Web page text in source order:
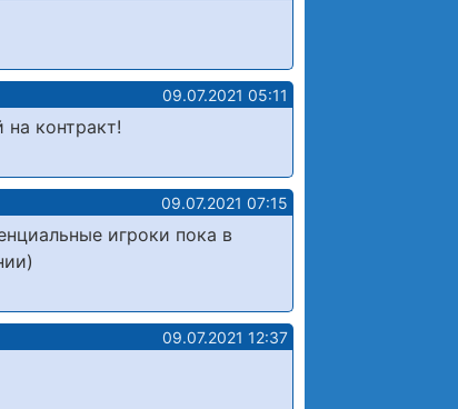
09.07.2021 05:11
контракт!
09.07.2021 07:15
игроки пока в
09.07.2021 12:37